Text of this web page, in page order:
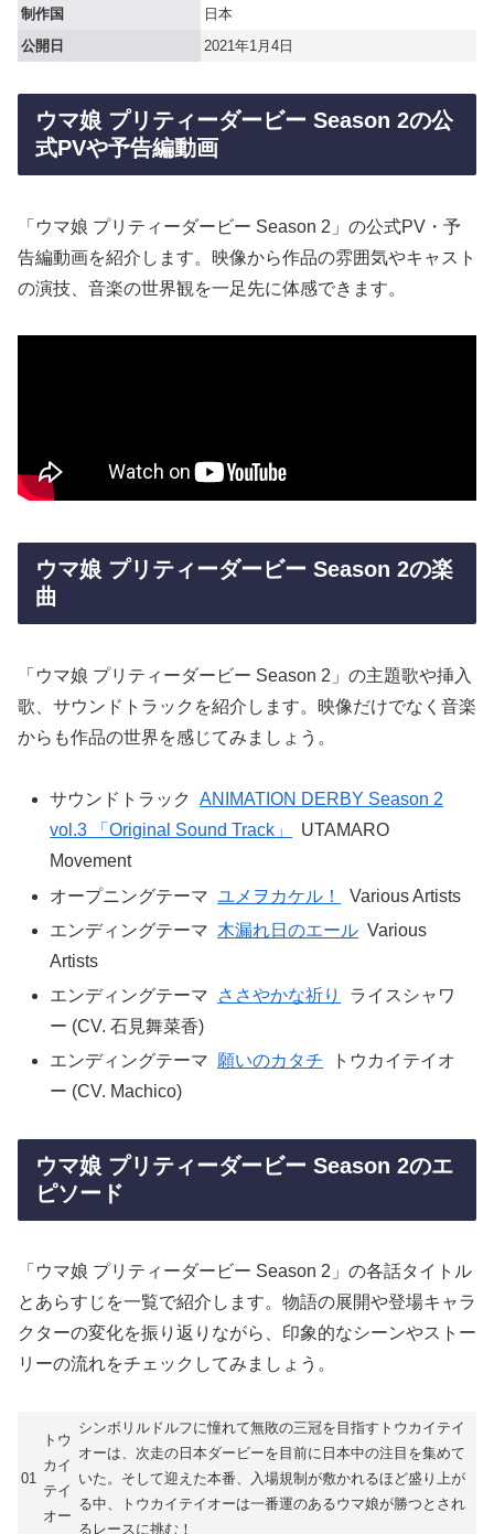
制作国
日本
公開日
2021年1月4日
ウマ娘 プリティーダービー Season 2の公
式PVや予告編動画
「ウマ娘 プリティーダービー Season 2」の公式PV・予
告編動画を紹介します。映像から作品の雰囲気やキャスト
の演技、音楽の世界観を一足先に体感できます。
ウマ娘 プリティーダービー Season 2の楽
曲
「ウマ娘 プリティーダービー Season 2」の主題歌や挿入
歌、サウンドトラックを紹介します。映像だけでなく音楽
からも作品の世界を感じてみましょう。
サウンドトラック
ANIMATION DERBY Season 2
vol.3 「Original Sound Track」
UTAMARO
Movement
オープニングテーマ ユメヲカケル！
Various Artists
エンディングテーマ 木漏れ日のエール Various
Artists
エンディングテーマ
ささやかな祈り
ライスシャワ
ー (CV. 石見舞菜香)
エンディングテーマ 願いのカタチ
トウカイテイオ
ー (CV. Machico)
ウマ娘 プリティーダービー Season 2のエ
ピソード
「ウマ娘 プリティーダービー Season 2」の各話タイトル
とあらすじを一覧で紹介します。物語の展開や登場キャラ
クターの変化を振り返りながら、印象的なシーンやストー
リーの流れをチェックしてみましょう。
01
トウ
カイ
テイ
オー
シンボリルドルフに憧れて無敗の三冠を目指すトウカイテイ
オーは、次走の日本ダービーを目前に日本中の注目を集めて
いた。そして迎えた本番、入場規制が敷かれるほど盛り上が
る中、トウカイテイオーは一番運のあるウマ娘が勝つとされ
るレースに挑む！